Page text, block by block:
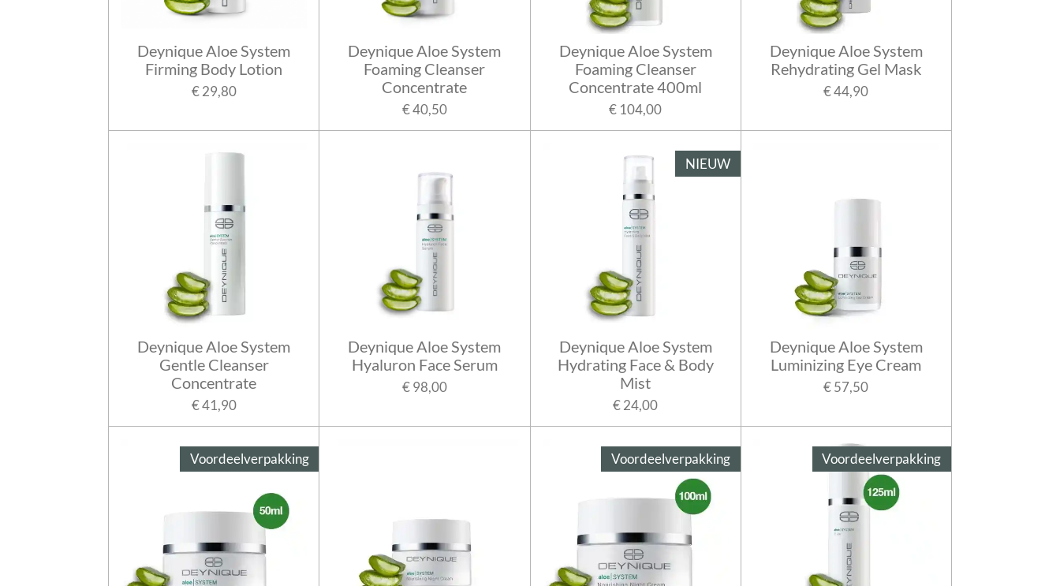
Deynique Aloe System
Firming Body Lotion
€ 29,80
Deynique Aloe System
Foaming Cleanser
Concentrate
€ 40,50
Deynique Aloe System
Foaming Cleanser
Concentrate 400ml
€ 104,00
Deynique Aloe System
Rehydrating Gel Mask
€ 44,90
Deynique Aloe System
Gentle Cleanser
Concentrate
€ 41,90
Deynique Aloe System
Hyaluron Face Serum
€ 98,00
NIEUW
Deynique Aloe System
Hydrating Face & Body
Mist
€ 24,00
Deynique Aloe System
Luminizing Eye Cream
€ 57,50
Voordeelverpakking Voordeelverpakking Voordeelverpakking